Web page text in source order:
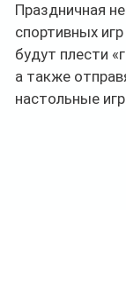
Праздничная
спортивных
будут плести
а также
настольные